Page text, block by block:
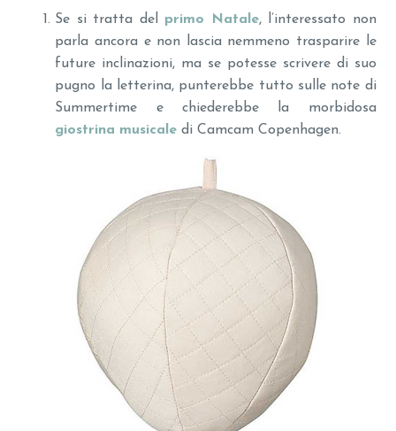
Se si tratta del primo Natale, l’interessato non
parla ancora e non lascia nemmeno trasparire le
future inclinazioni, ma se potesse scrivere di suo
pugno la letterina, punterebbe tutto sulle note di
Summertime e chiederebbe la morbidosa
giostrina musicale di Camcam Copenhagen.